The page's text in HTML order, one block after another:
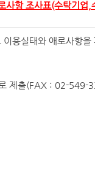
사항 조사표(수탁기업,
용실태와 애로사항을
제출(FAX : 02-549-